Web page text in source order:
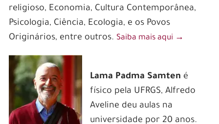
religioso, Economia, Cultura Contemporânea,
Psicologia, Ciência, Ecologia, e os Povos
Originários, entre outros. Saiba mais aqui ‭→
Lama Padma Samten é
físico pela UFRGS, Alfredo
Aveline deu aulas na
universidade por 20 anos.